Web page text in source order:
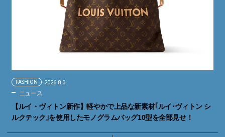
FASHION 2026.8.3
ニュース
【ルイ・ヴィトン新作】軽やかで上品な新素材｢ルイ･ヴィトン シ
ルクテック｣を使用したモノグラムバッグ10型を全部見せ！